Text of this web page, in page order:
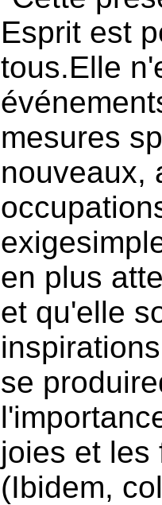
Esprit est
tous.Elle
mesures
nouveaux,
en plus
et qu'elle
se
joies et les
(Ibidem,